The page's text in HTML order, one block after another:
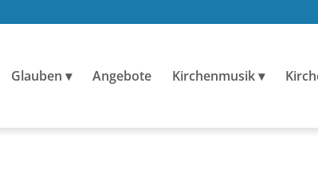
Glauben Angebote Kirchenmusik